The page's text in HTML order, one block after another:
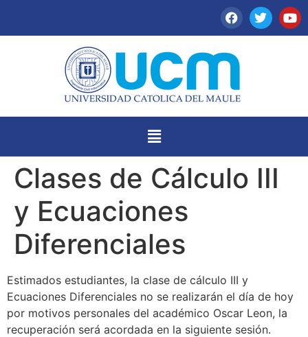
Clases de Cálculo III
y Ecuaciones
Diferenciales
Estimados estudiantes, la clase de cálculo III y
Ecuaciones Diferenciales no se realizarán el día de hoy
por motivos personales del académico Oscar Leon, la
recuperación será acordada en la siguiente sesión.